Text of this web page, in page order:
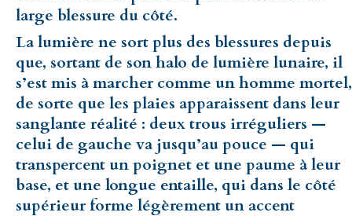
large blessure du côté.
La lumière ne sort plus des blessures depuis
que, sortant de son halo de lumière lunaire, il
s’est mis à marcher comme un homme mortel,
de sorte que les plaies apparaissent dans leur
sanglante réalité : deux trous irréguliers —
celui de gauche va jusqu’au pouce — qui
transpercent un poignet et une paume à leur
base, et une longue entaille, qui dans le côté
supérieur forme légèrement un accent